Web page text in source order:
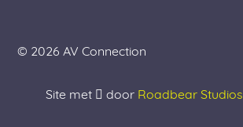
© 2026 AV Connection
Site met door Roadbear Studios